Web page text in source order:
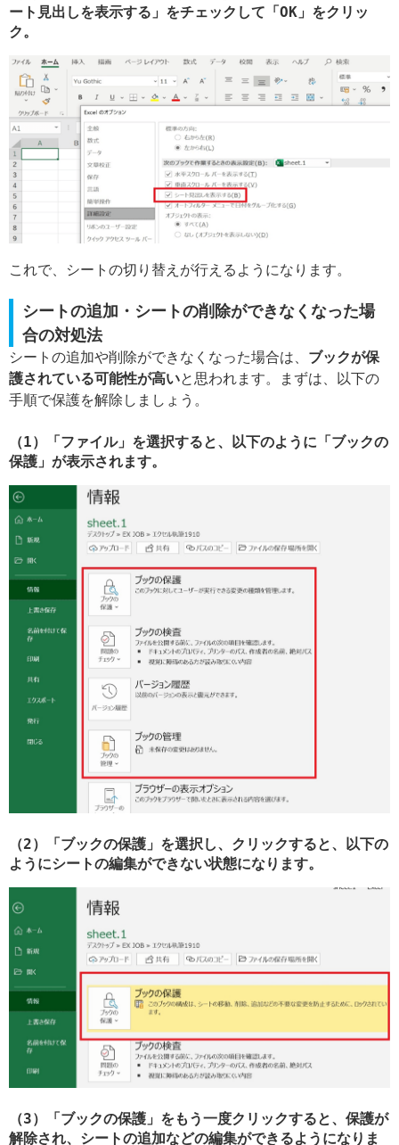
ート見出しを表示する」をチェックして「OK」をクリッ
ク。
これで、シートの切り替えが行えるようになります。
シートの追加・シートの削除ができなくなった場
合の対処法
シートの追加や削除ができなくなった場合は、 ブックが保
護されている可能性が高いと思われます。まずは、以下の
手順で保護を解除しましょう。
（1）「ファイル」を選択すると、以下のように「ブックの
保護」が表示されます。
（2）「ブックの保護」を選択し、クリックすると、以下の
ようにシートの編集ができない状態になります。
（3）「ブックの保護」をもう一度クリックすると、保護が
解除され、シートの追加などの編集ができるようになりま